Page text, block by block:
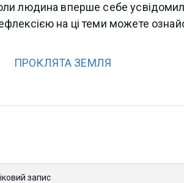
людина вперше себе
на ці теми можете
ПРОКЛЯТА ЗЕМЛЯ
запис